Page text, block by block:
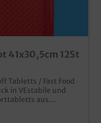
41x30,5cm 12St
Tabletts / Fast Food
in VEstabile und
aus
Restaurant, SB
für guten